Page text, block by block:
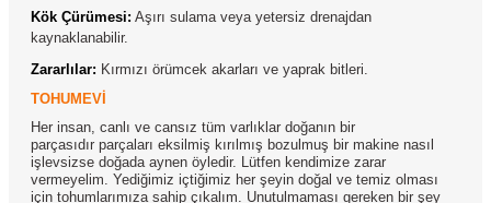
Kök Çürümesi: Aşırı sulama veya yetersiz drenajdan
kaynaklanabilir.
Zararlılar: Kırmızı örümcek akarları ve yaprak bitleri.
TOHUMEVİ
Her insan, canlı ve cansız tüm varlıklar doğanın bir
parçasıdır parçaları eksilmiş kırılmış bozulmuş bir makine nasıl
işlevsizse doğada aynen öyledir. Lütfen kendimize zarar
vermeyelim. Yediğimiz içtiğimiz her şeyin doğal ve temiz olması
için tohumlarımıza sahip çıkalım. Unutulmaması gereken bir şey